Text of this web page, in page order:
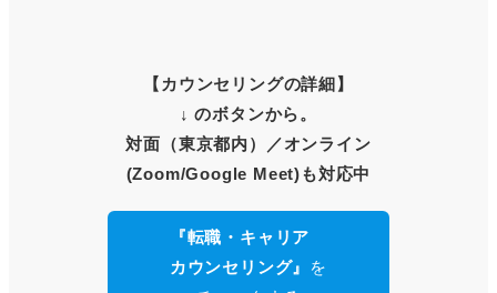
【 カウンセリングの詳細】
↓ のボタンから。
対面（東京都内）
／オンライン
(Zoom/Google Meet)も対応中
『転職・キャリア
カウンセリング』
を